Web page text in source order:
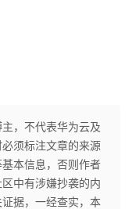
，不代表华为云及
须标注文章的来源
基本信息，否则作者
中有涉嫌抄袭的内
据，一经查实，本